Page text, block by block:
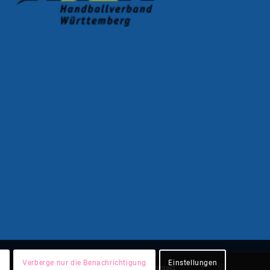
Datenschutz Impressum Kontakt
Verberge nur die Benachrichtigung Einstellungen